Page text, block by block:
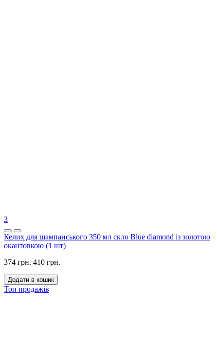
3
Келих для шампанського 350 мл скло Blue diamond із золотою
окантовкою (1 шт)
374 грн. 410 грн.
Додати в кошик
Топ продажів